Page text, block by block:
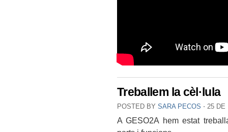
Treballem la cèl·lula
POSTED BY SARA PECOS ⋅ 25 DE
A GESO2A hem estat